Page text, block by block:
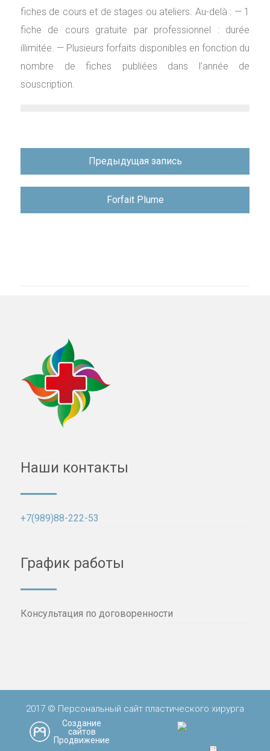
fiches de cours et de stages ou ateliers. Au-delà : — 1
fiche de cours gratuite par professionnel : durée
illimitée. — Plusieurs forfaits disponibles en fonction du
nombre de fiches publiées dans l’année de
souscription.
Предыдущая запись
Forfait Plume
Наши контакты
+7(989)88-222-53
График работы
Консультация по договоренности
2017 © Персональный сайт пластического хирурга
Создание
сайтов
Продвижение